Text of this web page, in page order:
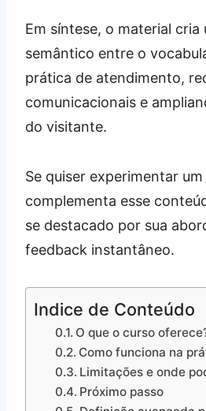
Em síntese, o material cria
semântico entre o
prática de atendimento,
comunicacionais e
do visitante.
Se quiser experimentar
complementa esse
se destacado por sua
feedback instantâneo.
Indice de Conteúdo
O que o curso
Como funciona na
Limitações e onde
Próximo passo